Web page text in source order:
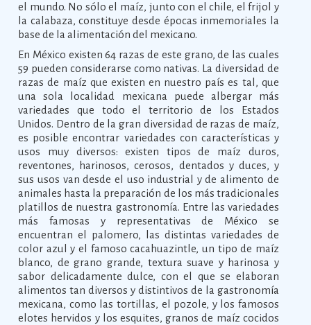
el mundo. No sólo el maíz, junto con el chile, el frijol y
la calabaza, constituye desde épocas inmemoriales la
base de la alimentación del mexicano.
En México existen 64 razas de este grano, de las cuales
59 pueden considerarse como nativas. La diversidad de
razas de maíz que existen en nuestro país es tal, que
una sola localidad mexicana puede albergar más
variedades que todo el territorio de los Estados
Unidos. Dentro de la gran diversidad de razas de maíz,
es posible encontrar variedades con características y
usos muy diversos: existen tipos de maíz duros,
reventones, harinosos, cerosos, dentados y duces, y
sus usos van desde el uso industrial y de alimento de
animales hasta la preparación de los más tradicionales
platillos de nuestra gastronomía. Entre las variedades
más famosas y representativas de México se
encuentran el palomero, las distintas variedades de
color azul y el famoso cacahuazintle, un tipo de maíz
blanco, de grano grande, textura suave y harinosa y
sabor delicadamente dulce, con el que se elaboran
alimentos tan diversos y distintivos de la gastronomía
mexicana, como las tortillas, el pozole, y los famosos
elotes hervidos y los esquites, granos de maíz cocidos